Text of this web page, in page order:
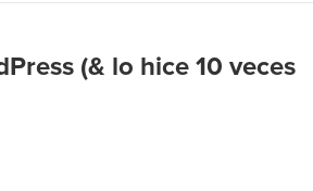
(& lo hice 10 veces